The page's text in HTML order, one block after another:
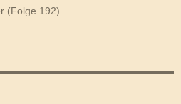
(Folge 192)